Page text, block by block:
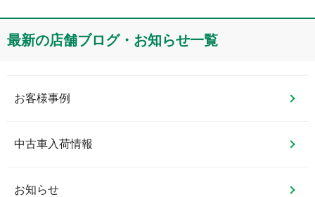
最新の店舗ブログ・お知らせ一覧
お客様事例
中古車入荷情報
お知らせ